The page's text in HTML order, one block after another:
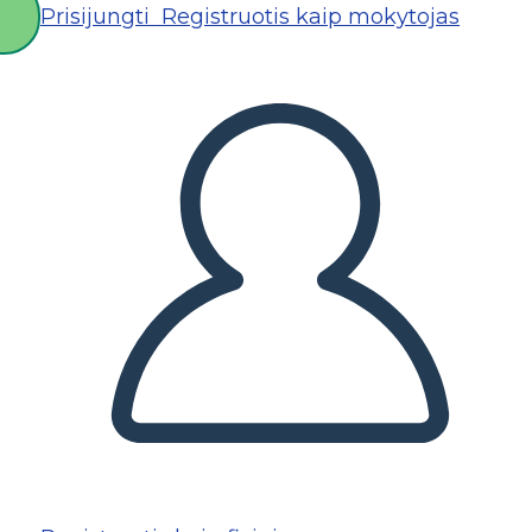
Prisijungti Registruotis kaip mokytojas